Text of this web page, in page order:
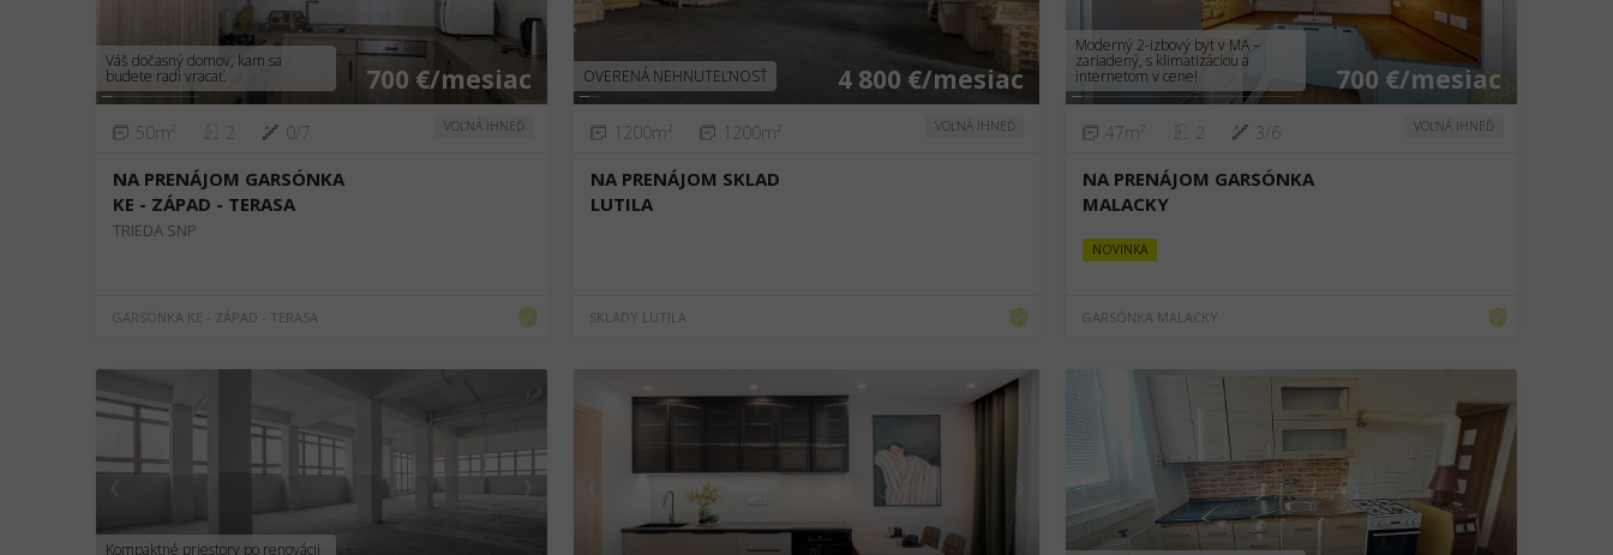
Váš dočasný domov, kam sa
budete radi vracať. 700 €/mesiac
50m² 2 0/7 VOĽNÁ IHNEĎ
NA PRENÁJOM GARSÓNKA
KE - ZÁPAD - TERASA
TRIEDA SNP
GARSÓNKA KE - ZÁPAD - TERASA
OVERENÁ NEHNUTEĽNOSŤ 4 800 €/mesiac
1200m² 1200m² VOĽNÁ IHNEĎ
NA PRENÁJOM SKLAD
LUTILA
SKLADY LUTILA
Moderný 2-izbový byt v MA –
zariadený, s klimatizáciou a
internetom v cene! 700 €/mesiac
47m² 2 3/6 VOĽNÁ IHNEĎ
NA PRENÁJOM GARSÓNKA
MALACKY
NOVINKA
GARSÓNKA MALACKY
Kompaktné priestory po renovácii
❮ ❯